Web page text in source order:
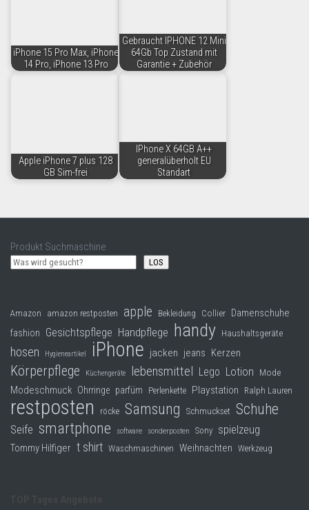
iPhone 15 Pro Max, iPhone
14 Pro, iPhone 13 Pro
Gebraucht IPHONE 12 Mini
64Gb Top Zustand mit
Garantie + Zubehör
Apple iPhone 7 plus 128
GB Sim-frei
IPhone X 64GB A++
generalüberholt EU
Standart
Produkt Suchmaschine
LOS
Amazon amazon restposten apple Bekleidung Collier Damenschuhe
fashion Gesichtspflege Handpflege handy Haushaltsgeräte
hosen Hygieneartikel iPhone jacken jeans Kerzen
Körperpflege Küchengeräte lebensmittel Lego Lotion Mode
Modeschmuck Ohrringe parfüm Perlenkette Playstation Ralph Lauren
restposten röcke Samsung Schmuckset Schuhe
Seife smartphone software sonderposten Sony spielzeug
Tommy Hilfiger t shirt Waschmaschinen Weihnachten Werkzeug